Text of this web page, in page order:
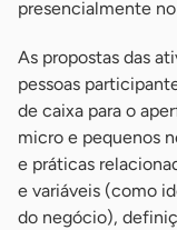
presencialmente
As propostas das
pessoas
de caixa para o
micro e pequenos
e práticas
e variáveis (como
do negócio),